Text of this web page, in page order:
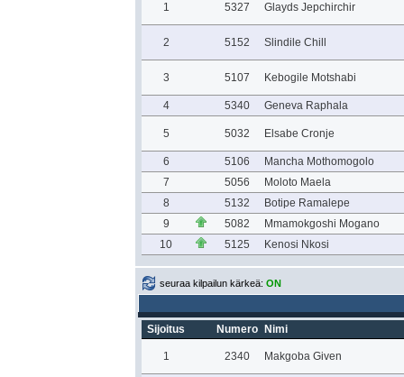
1 5327 Glayds Jepchirchir
2 5152 Slindile Chill
3 5107 Kebogile Motshabi
4 5340 Geneva Raphala
5 5032 Elsabe Cronje
6 5106
Mancha Mothomogolo
7
5056
Moloto Maela
8
5132
Botipe Ramalepe
9
5082
Mmamokgoshi Mogano
10
5125 Kenosi Nkosi
seuraa kilpailun kärkeä: ON
Sijoitus Numero Nimi
1 2340 Makgoba Given